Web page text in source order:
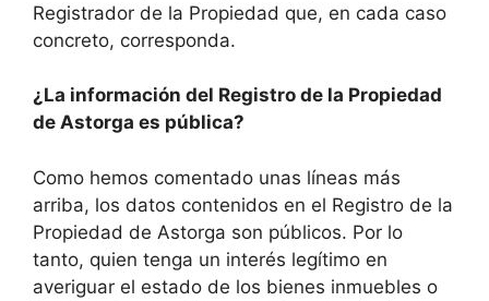
Registrador de la Propiedad que, en cada caso
concreto, corresponda.
¿La información del Registro de la Propiedad
de Astorga es pública?
Como hemos comentado unas líneas más
arriba, los datos contenidos en el Registro de la
Propiedad de Astorga son públicos. Por lo
tanto, quien tenga un interés legítimo en
averiguar el estado de los bienes inmuebles o